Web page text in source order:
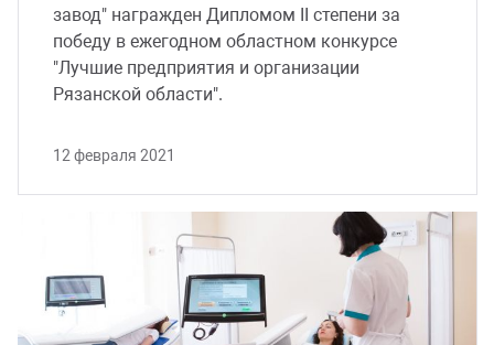
завод" награжден Дипломом II степени за
победу в ежегодном областном конкурсе
"Лучшие предприятия и организации
Рязанской области".
12 февраля 2021